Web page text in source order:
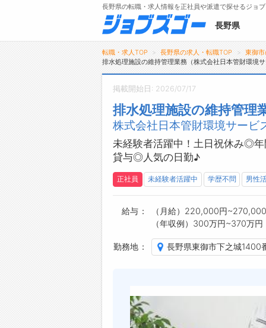
トップ
詳細情報で求人を探す
タップで簡単に求人を探す
【初めての方へ】
長野県の求人検索で選ばれる理由
長野県の転職・求人情報を正社員や派遣で探せるジョ
長野県
転職・求人TOP 長野県の求人・転職TOP
東御
排水処理施設の維持管理業務（株式会社日本管財環境
掲載開始日: 2026/07/17
排水処理施設の維持管理
株式会社日本管財環境サービ
未経験者活躍中！土日祝休み◎
貸与◎人気の日勤♪
正社員 未経験者活躍中 学歴不問 男性
給与
（月給）220,000円
（年収例）300万円~370万円
勤務地 長野県東御市下之城1400